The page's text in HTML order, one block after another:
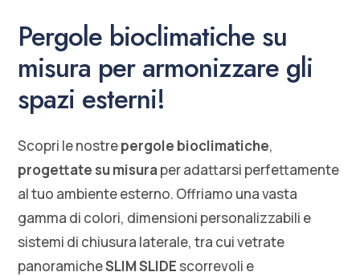
Pergole bioclimatiche su
misura per armonizzare gli
spazi esterni!
Scopri le nostrepergole bioclimatiche,
progettate su misuraper adattarsi perfettamente
al tuo ambiente esterno. Offriamo una vasta
gamma di colori, dimensioni personalizzabili e
sistemi di chiusura laterale, tra cui vetrate
panoramicheSLIM SLIDE scorrevoli e